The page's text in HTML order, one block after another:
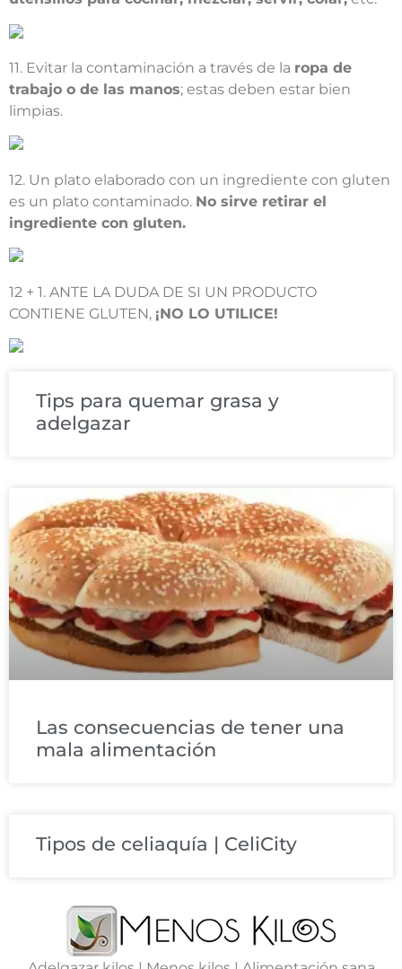
11. Evitar la contaminación a través de la ropa de
trabajo o de las manos; estas deben estar bien
limpias.
12. Un plato elaborado con un ingrediente con gluten
es un plato contaminado. No sirve retirar el
ingrediente con gluten.
12 + 1. ANTE LA DUDA DE SI UN PRODUCTO
CONTIENE GLUTEN, ¡NO LO UTILICE!
Tips para quemar grasa y
adelgazar
Las consecuencias de tener una
mala alimentación
Tipos de celiaquía | CeliCity